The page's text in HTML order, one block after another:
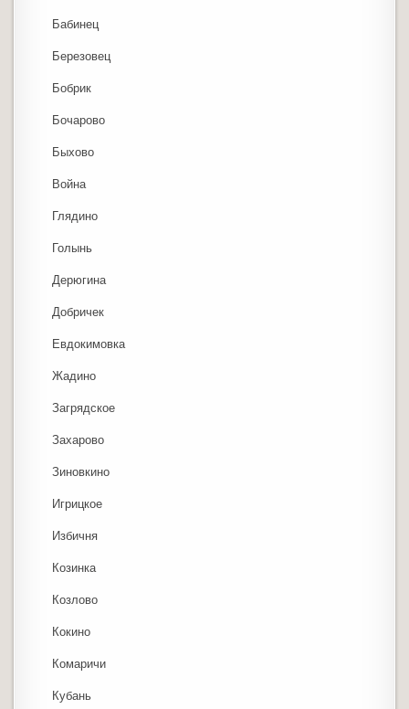
Бабинец
Березовец
Бобрик
Бочарово
Быхово
Война
Глядино
Голынь
Дерюгина
Добричек
Евдокимовка
Жадино
Загрядское
Захарово
Зиновкино
Игрицкое
Избичня
Козинка
Козлово
Кокино
Комаричи
Кубань